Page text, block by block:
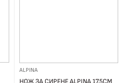
ALPINA